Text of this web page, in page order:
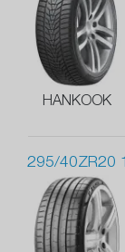
HANKOOK
295/40ZR20